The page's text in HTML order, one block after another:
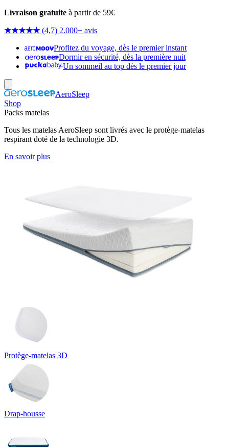
Livraison gratuite à partir de 59€
★★★★★ (4,7) 2.000+ avis
Profitez du voyage, dès le premier instant
Dormir en sécurité, dès la première nuit
Un sommeil au top dès le premier jour
AeroSleep
Shop
Packs matelas
Tous les matelas AeroSleep sont livrés avec le protège-matelas
respirant doté de la technologie 3D.
En savoir plus
Protège-matelas 3D
Drap-housse